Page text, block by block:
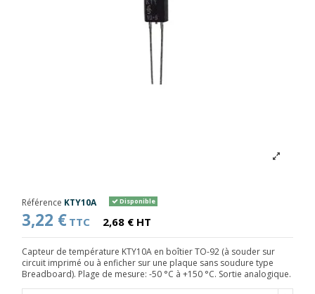
Référence KTY10A Disponible
3,22 € TTC 2,68 € HT
Capteur de température KTY10A en boîtier TO-92 (à souder sur
circuit imprimé ou à enficher sur une plaque sans soudure type
Breadboard). Plage de mesure: -50 °C à +150 °C. Sortie analogique.